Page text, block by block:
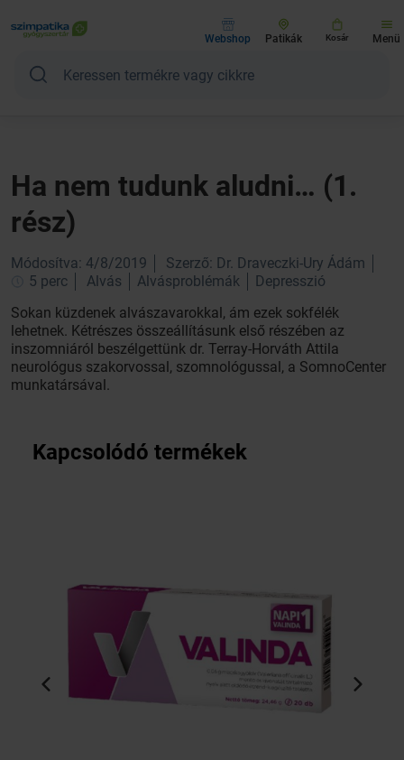
Webshop Patikák Kosár Menü
Ha nem tudunk aludni… (1.
rész)
Módosítva: 4/8/2019
Szerző: Dr. Draveczki-Ury Ádám
5 perc
Alvás Alvásproblémák
Depresszió
Sokan küzdenek alvászavarokkal, ám ezek sokfélék
lehetnek. Kétrészes összeállításunk első részében az
inszomniáról beszélgettünk dr. Terray-Horváth Attila
neurológus szakorvossal, szomnológussal, a SomnoCenter
munkatársával.
Kapcsolódó termékek